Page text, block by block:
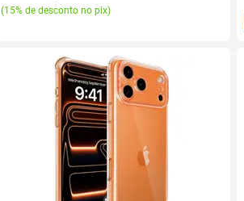
(15% de desconto no pix)